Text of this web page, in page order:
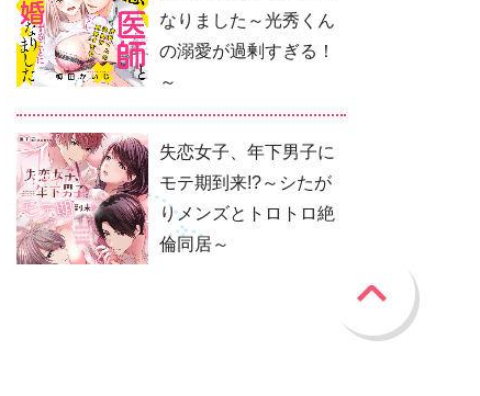
なりました～光秀くん
の溺愛が過剰すぎる！
～
失恋女子、年下男子に
モテ期到来!?～シたが
りメンズとトロトロ絶
倫同居～